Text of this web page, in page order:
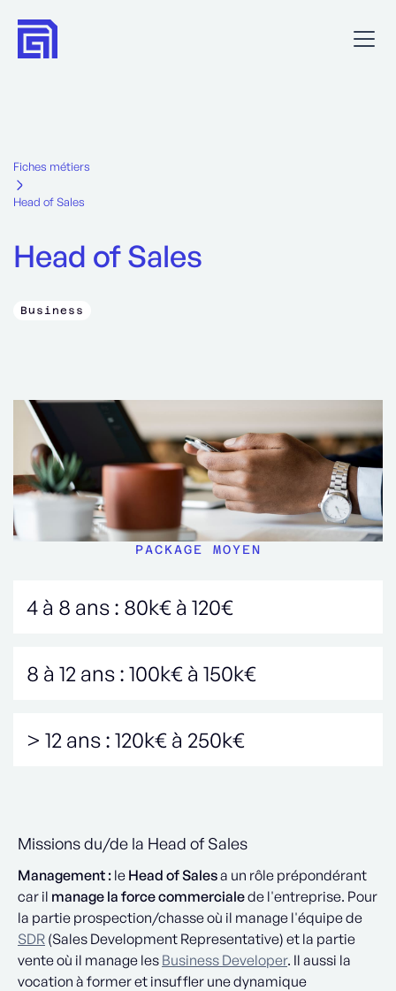
Fiches métiers
Head of Sales
Head of Sales
Business
PACKAGE MOYEN
4 à 8 ans : 80k€ à 120€
8 à 12 ans : 100k€ à 150k€
> 12 ans : 120k€ à 250k€
Missions du/de la Head of Sales
Management : le Head of Salesa un rôle prépondérant
car il manage la force commercialede l'entreprise. Pour
la partie prospection/chasse où il manage l'équipe de
SDR (Sales Development Representative) et la partie
vente où il manage les Business Developer. Il aussi la
vocation à former et insuffler une dynamique